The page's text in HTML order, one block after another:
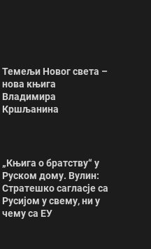
Темељи Новог света –
нова књига
Владимира
Кршљанина
„Књига о братству“ у
Руском дому. Вулин:
Стратешко сагласје са
Русијом у свему, ни у
чему са ЕУ